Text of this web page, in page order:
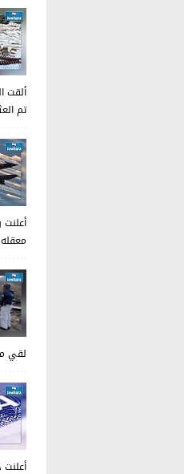
ألقت
تم
لقي ما لا يقل عن 25 شخصا